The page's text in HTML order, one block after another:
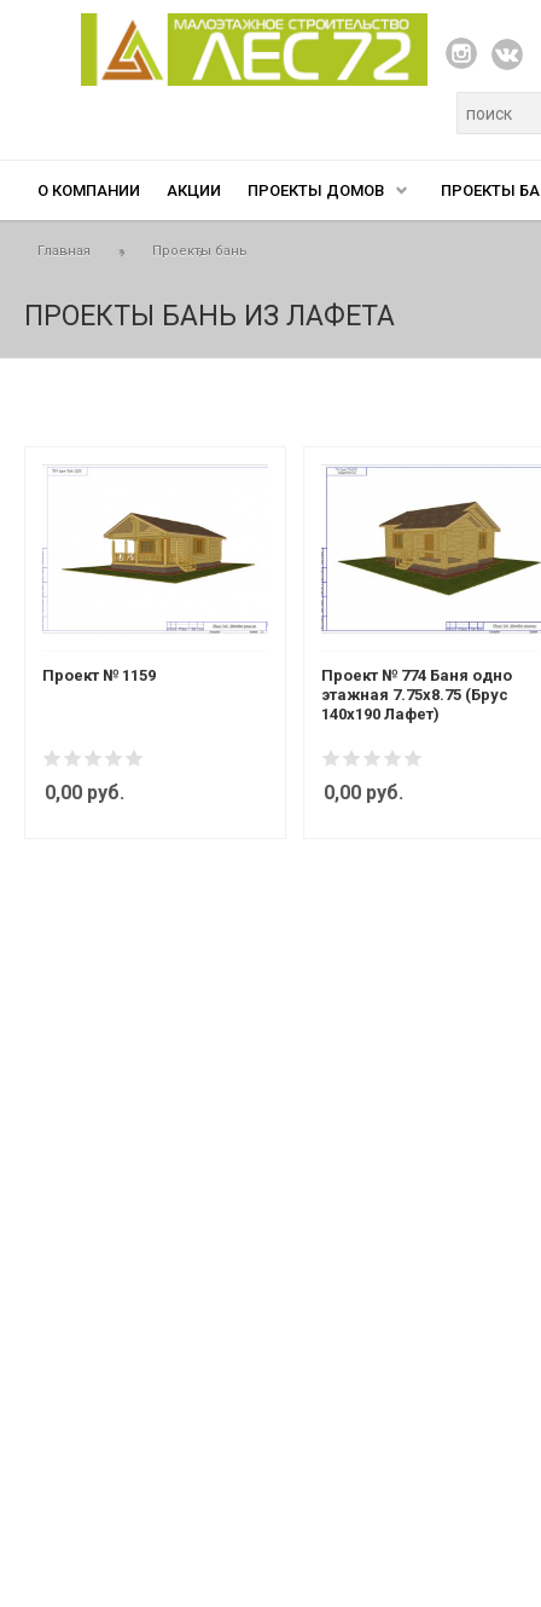
Перейти к основному содержанию
Форма
О КОМПАНИИ АКЦИИ ПРОЕКТЫ ДОМОВ ПРОЕКТЫ
Вы здесь
Главная » Проекты бань
ПРОЕКТЫ БАНЬ ИЗ ЛАФЕТА
Проект № 1159
0,00 руб.
Проект № 774 Баня одно
этажная 7.75х8.75 (Брус
140х190 Лафет)
0,00 руб.